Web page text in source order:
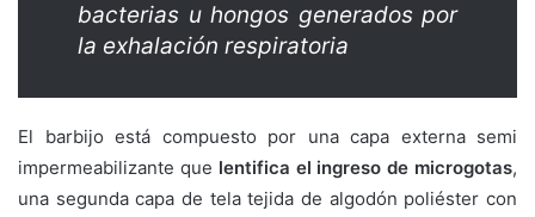
bacterias u hongos generados por
la exhalación respiratoria
El barbijo está compuesto por una capa externa semi
impermeabilizante que lentifica el ingreso de microgotas,
una segunda capa de tela tejida de algodón poliéster con